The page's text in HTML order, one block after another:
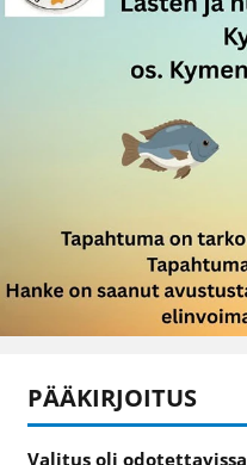
PÄÄKIRJOITUS
Valitus oli odotettavissa